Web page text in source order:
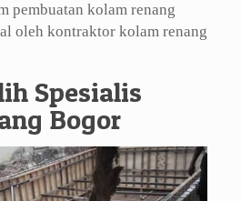
pembuatan kolam renang
oleh kontraktor kolam renang
Spesialis
Bogor